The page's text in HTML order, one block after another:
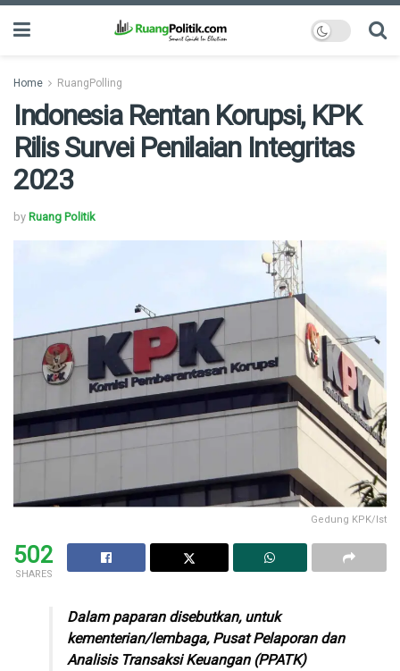
Home RuangPolling
Indonesia Rentan Korupsi, KPK
Rilis Survei Penilaian Integritas
2023
by Ruang Politik
Gedung KPK/Ist
502
SHARES
Dalam paparan disebutkan, untuk
kementerian/lembaga, Pusat Pelaporan dan
Analisis Transaksi Keuangan (PPATK)